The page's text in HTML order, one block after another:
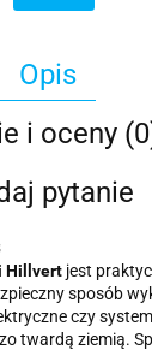
Opis
i oceny
pytanie
Hillvert jest
sposób
czy
twardą ziemią.